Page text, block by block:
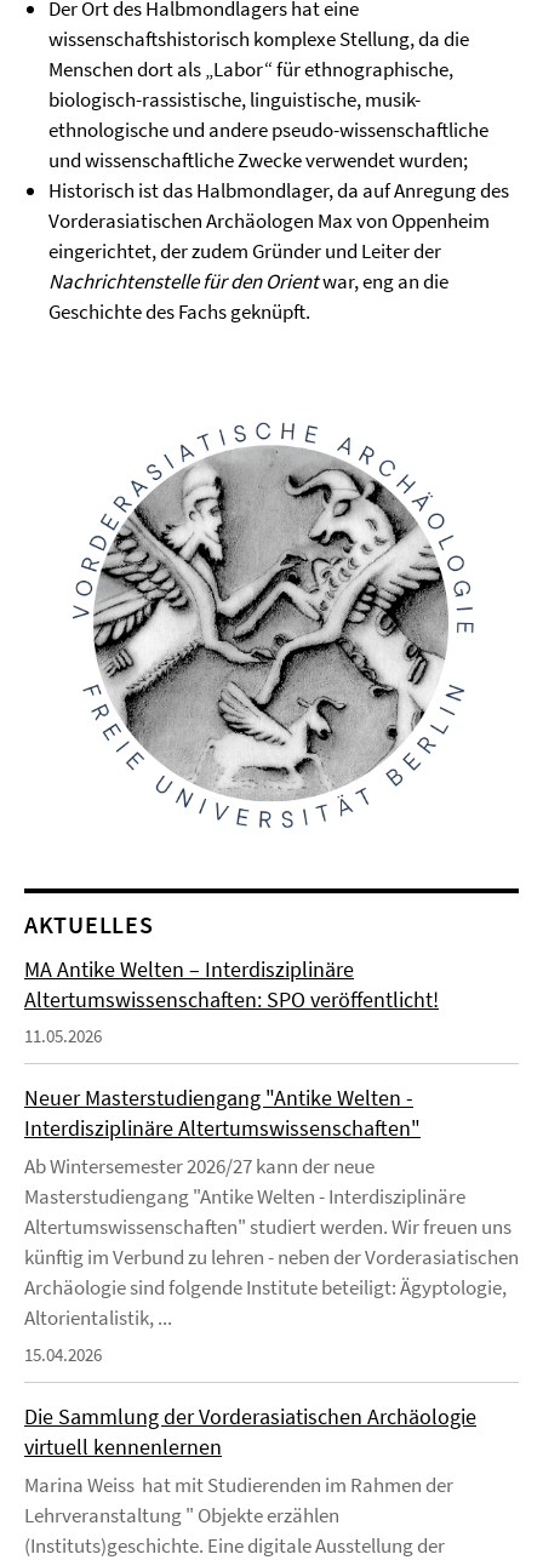
Der Ort des Halbmondlagers hat eine
wissenschaftshistorisch komplexe Stellung, da die
Menschen dort als „Labor“ für ethnographische,
biologisch-rassistische, linguistische, musik-
ethnologische und andere pseudo-wissenschaftliche
und wissenschaftliche Zwecke verwendet wurden;
Historisch ist das Halbmondlager, da auf Anregung des
Vorderasiatischen Archäologen Max von Oppenheim
eingerichtet, der zudem Gründer und Leiter der
Nachrichtenstelle für den Orientwar, eng an die
Geschichte des Fachs geknüpft.
AKTUELLES
MA Antike Welten – Interdisziplinäre
Altertumswissenschaften: SPO veröffentlicht!
11.05.2026
Neuer Masterstudiengang "Antike Welten -
Interdisziplinäre Altertumswissenschaften"
Ab Wintersemester 2026/27 kann der neue
Masterstudiengang "Antike Welten - Interdisziplinäre
Altertumswissenschaften" studiert werden. Wir freuen uns
künftig im Verbund zu lehren - neben der Vorderasiatischen
Archäologie sind folgende Institute beteiligt: Ägyptologie,
Altorientalistik, ...
15.04.2026
Die Sammlung der Vorderasiatischen Archäologie
virtuell kennenlernen
Marina Weiss hat mit Studierenden im Rahmen der
Lehrveranstaltung " Objekte erzählen
(Instituts)geschichte. Eine digitale Ausstellung der